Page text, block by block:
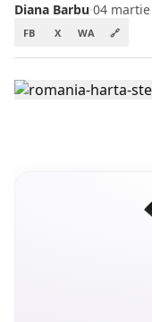
Diana Barbu·04
FB X WA 🔗